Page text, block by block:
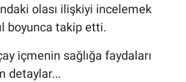
olası ilişkiyi incelemek
boyunca takip etti.
içmenin sağlığa faydaları
detaylar...